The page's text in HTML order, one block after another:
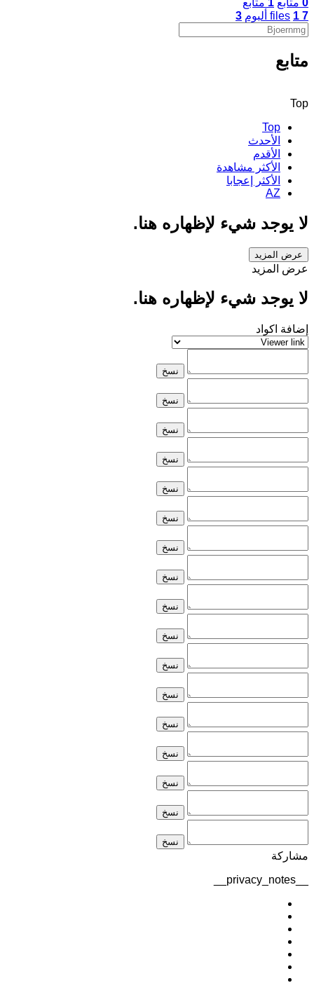
7
files 1 ألبوم 3
متابع
Top
Top
الأحدث
الأقدم
الأكثر مشاهدة
الأكثر إعجابا
AZ
لا يوجد شيء لإظهاره هنا.
عرض المزيد
عرض المزيد
لا يوجد شيء لإظهاره هنا.
إضافة اكواد
نسخ
نسخ
نسخ
نسخ
نسخ
نسخ
نسخ
نسخ
نسخ
نسخ
نسخ
نسخ
نسخ
نسخ
نسخ
نسخ
نسخ
مشاركة